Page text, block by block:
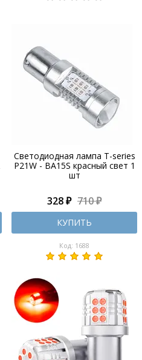
Светодиодная лампа T-series
P21W - BA15S красный свет 1
шт
328 ₽ 710 ₽
КУПИТЬ
Код: 1688